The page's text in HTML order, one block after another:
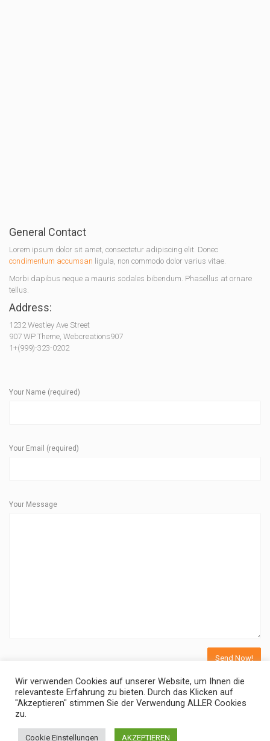
General Contact
Lorem ipsum dolor sit amet, consectetur adipiscing elit. Donec
condimentum accumsan ligula, non commodo dolor varius vitae.
Morbi dapibus neque a mauris sodales bibendum. Phasellus at ornare
tellus.
Address:
1232 Westley Ave Street
907 WP Theme, Webcreations907
1+(999)-323-0202
Your Name (required)
Your Email (required)
Your Message
FotostundeAll Rights Reserved 2026 - Powered ByWordPress
Wir verwenden Cookies auf unserer Website, um Ihnen die
relevanteste Erfahrung zu bieten. Durch das Klicken auf
"Akzeptieren" stimmen Sie der Verwendung ALLER Cookies
zu.
Cookie Einstellungen AKZEPTIEREN